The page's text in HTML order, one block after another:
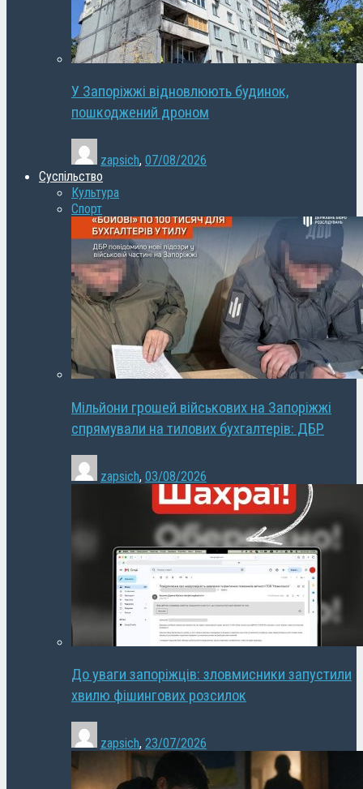
У Запоріжжі відновлюють будинок,
пошкоджений дроном
zapsich, 07/08/2026
Суспільство
Культура
Спорт
Мільйони грошей військових на Запоріжжі
спрямували на тилових бухгалтерів: ДБР
zapsich, 03/08/2026
До уваги запоріжців: зловмисники запустили
хвилю фішингових розсилок
zapsich, 23/07/2026